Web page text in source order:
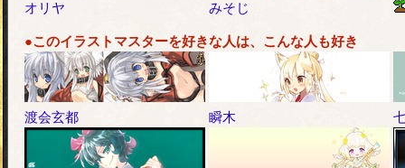
オリヤ みそじ
●このイラストマスターを好きな人は、こんな人も好き
渡会玄都 瞬木